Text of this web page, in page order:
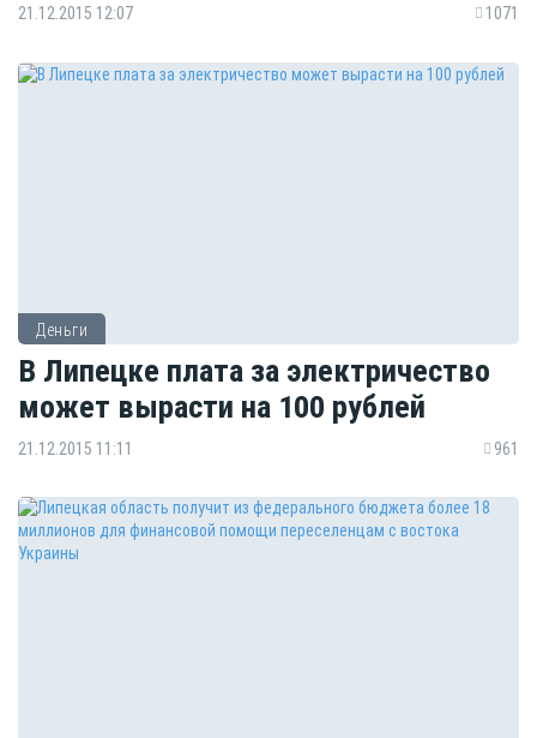
21.12.2015 12:07 1071
Деньги
В Липецке плата за электричество
может вырасти на 100 рублей
21.12.2015 11:11 961